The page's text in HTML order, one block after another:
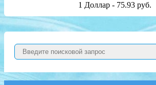
1 Доллар - 75.93 руб.